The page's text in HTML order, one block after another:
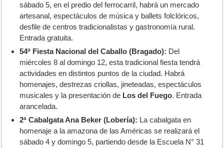
sábado 5, en el predio del ferrocarril, habrá un mercado
artesanal, espectáculos de música y ballets folclóricos,
desfile de centros tradicionalistas y gastronomía rural.
Entrada gratuita.
54ª Fiesta Nacional del Caballo (Bragado): Del
miércoles 8 al domingo 12, esta tradicional fiesta tendrá
actividades en distintos puntos de la ciudad. Habrá
homenajes, destrezas criollas, jineteadas, espectáculos
musicales y la presentación de Los del Fuego. Entrada
arancelada.
2ª Cabalgata Ana Beker (Lobería): La cabalgata en
homenaje a la amazona de las Américas se realizará el
sábado 4 y domingo 5, partiendo desde la Escuela N° 31